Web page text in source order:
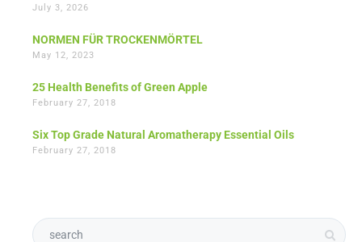
July 3, 2026
NORMEN FÜR TROCKENMÖRTEL
May 12, 2023
25 Health Benefits of Green Apple
February 27, 2018
Six Top Grade Natural Aromatherapy Essential Oils
February 27, 2018